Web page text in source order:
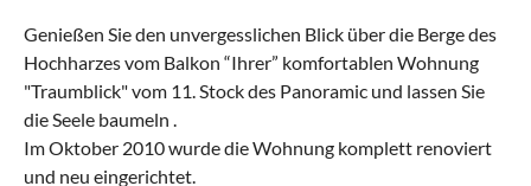
Genießen Sie den unvergesslichen Blick über die Berge des
Hochharzes vom Balkon “Ihrer” komfortablen Wohnung
"Traumblick" vom 11. Stock des Panoramic und lassen Sie
die Seele baumeln .
Im Oktober 2010 wurde die Wohnung komplett renoviert
und neu eingerichtet.